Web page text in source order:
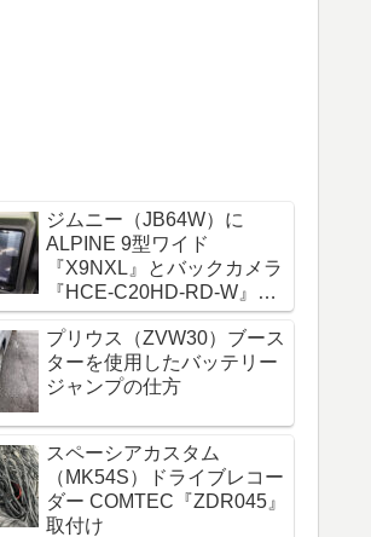
ジムニー（JB64W）に
ALPINE 9型ワイド
『X9NXL』とバックカメラ
『HCE-C20HD-RD-W』取
付け
プリウス（ZVW30）ブース
ターを使用したバッテリー
ジャンプの仕方
スペーシアカスタム
（MK54S）ドライブレコー
ダー COMTEC『ZDR045』
取付け